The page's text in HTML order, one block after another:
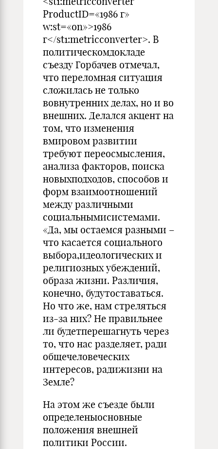
ProductID=«1986 г»
w:st=«on»>1986
г</st1:metricconverter>. В
политическомдокладе
съезду Горбачев отмечал,
что переломная ситуация
сложилась не только
вовнутренних делах, но и во
внешних. Делался акцент на
том, что изменения
вмировом развитии
требуют переосмысления,
анализа факторов, поиска
новыхподходов, способов и
форм взаимоотношений
между различными
социальнымисистемами.
«Да, мы остаемся разными –
что касается социального
выбора,идеологических и
религиозных убеждений,
образа жизни. Различия,
конечно, будутоставаться.
Но что же, нам стреляться
из-за них? Не правильнее
ли будетперешагнуть через
то, что нас разделяет, ради
общечеловеческих
интересов, радижизни на
Земле?
На этом же съезде были
определеныосновные
положения внешней
политики России.